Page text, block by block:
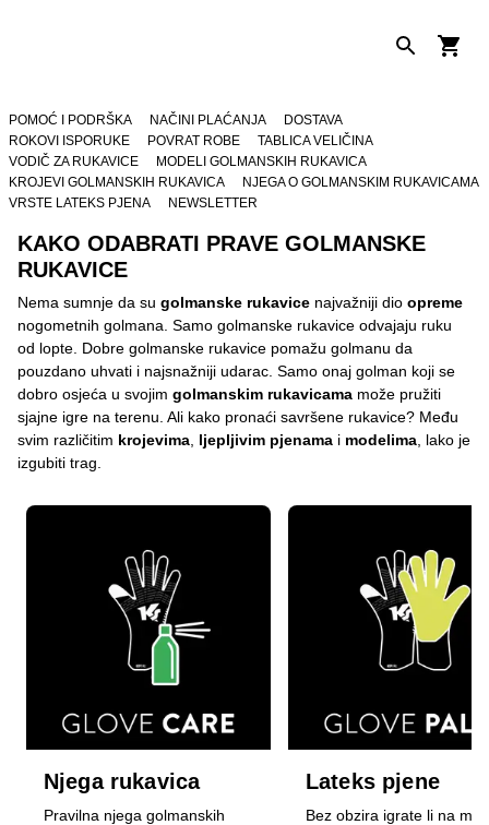
POMOĆ I PODRŠKA NAČINI PLAĆANJA
DOSTAVA
ROKOVI ISPORUKE
POVRAT ROBE
TABLICA VELIČINA
VODIČ ZA RUKAVICE
MODELI GOLMANSKIH RUKAVICA
KROJEVI GOLMANSKIH RUKAVICA
NJEGA O GOLMANSKIM RUKAVICAMA
VRSTE LATEKS PJENA
NEWSLETTER
KAKO ODABRATI PRAVE GOLMANSKE
RUKAVICE
Nema sumnje da su golmanske rukavice najvažniji dio opreme
nogometnih golmana. Samo golmanske rukavice odvajaju ruku
od lopte. Dobre golmanske rukavice pomažu golmanu da
pouzdano uhvati i najsnažniji udarac. Samo onaj golman koji se
dobro osjeća u svojim golmanskim rukavicama može pružiti
sjajne igre na terenu. Ali kako pronaći savršene rukavice? Među
svim različitim krojevima ljepljivim pjenama i modelima lako je
izgubiti trag.
Njega rukavica
Pravilna njega golmanskih
Lateks pjene
Bez obzira igrate li na